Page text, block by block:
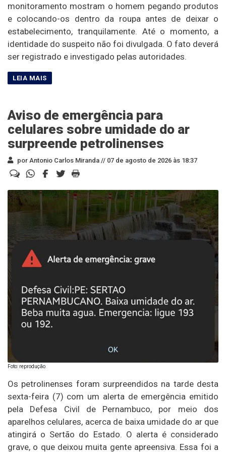
monitoramento mostram o homem pegando produtos
e colocando-os dentro da roupa antes de deixar o
estabelecimento, tranquilamente. Até o momento, a
identidade do suspeito não foi divulgada. O fato deverá
ser registrado e investigado pelas autoridades.
Aviso de emergência para
celulares sobre umidade do ar
surpreende petrolinenses
por Antonio Carlos Miranda // 07 de agosto de 2026 às 18:37
Foto: reprodução
Os petrolinenses foram surpreendidos na tarde desta
sexta-feira (7) com um alerta de emergência emitido
pela Defesa Civil de Pernambuco, por meio dos
aparelhos celulares, acerca de baixa umidade do ar que
atingirá o Sertão do Estado. O alerta é considerado
grave, o que deixou muita gente apreensiva. Essa foi a